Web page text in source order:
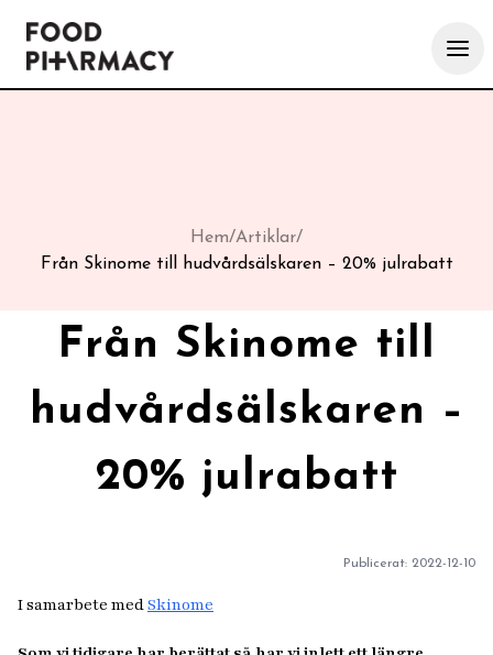
Hem/Artiklar/
Från Skinome till hudvårdsälskaren – 20% julrabatt
Från Skinome till
hudvårdsälskaren –
20% julrabatt
Publicerat: 2022-12-10
I samarbete medSkinome